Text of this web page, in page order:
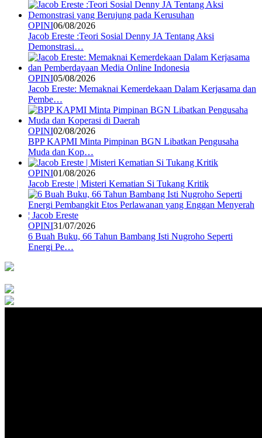
OPINI06/08/2026
Jacob Ereste :Teori Sosial Denny JA Tentang Aksi
Demonstrasi…
OPINI05/08/2026
Jacob Ereste: Memaknai Kemerdekaan Dalam Kerjasama dan
Pembe…
OPINI02/08/2026
BPP KAPMI Minta Pimpinan BGN Libatkan Pengusaha
Muda dan Kop…
OPINI01/08/2026
Jacob Ereste | Misteri Kematian Si Tukang Kritik
OPINI31/07/2026
6 Buah Buku, 66 Tahun Bambang Isti Nugroho Seperti
Energi Pe…